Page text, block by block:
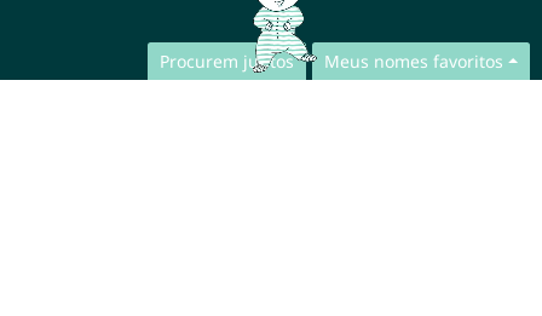
Procurem juntos Meus nomes favoritos